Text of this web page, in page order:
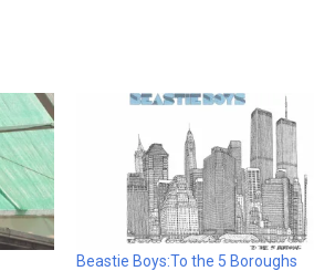
Beastie Boys:To the 5 Boroughs